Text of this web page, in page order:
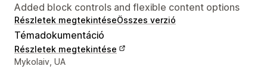
Added block controls and flexible content options
Részletek megtekintéseÖsszes verzió
Témadokumentáció
Részletek megtekintése
Dizájner kapcsolattartási adatai
Mykolaiv, UA